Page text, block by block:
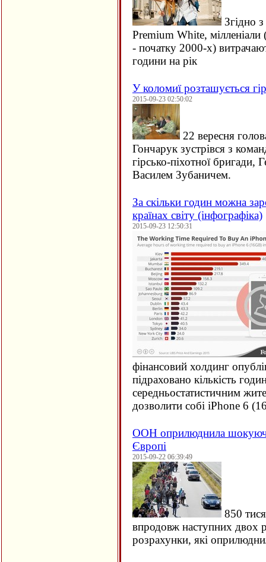
Згідно
Premium White,
- початку 2000-х)
години на рік
У коломиї розташується
2015-09-23 02:50:02
22 вересня
Гончарук зустрівся з
гірсько-піхотної бригади,
Василем Зубаничем.
За скільки годин можна
країнах світу (інфографіка)
2015-09-23 12:50:31
фінансовий холдинг
підраховано кількість
середньостатистичним
дозволити собі iPhone 6 (
ООН оприлюднила
Європі
2015-09-22 06:39:49
850
впродовж наступних двох
розрахунки, які